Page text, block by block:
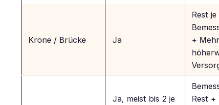
Krone / Brücke Ja
Rest je
+
Ja, meist bis 2 je
Rest +